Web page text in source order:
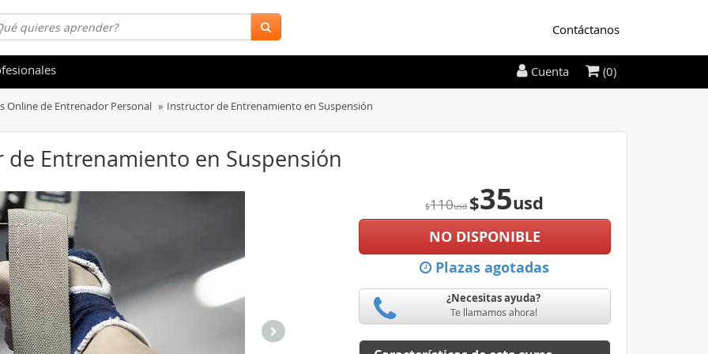
de Empresas
y Ocio
Marketing y Comunicación
Comercial y Ventas
Medio Ambiente
Contáctanos
Online de Entrenador Personal Instructor de Entrenamiento en Suspensión
Entrenamiento en Suspensión
$110usd $35usd
NO DISPONIBLE
Plazas agotadas
¿Necesitas ayuda?
Te llamamos ahora!
Cuenta (0)